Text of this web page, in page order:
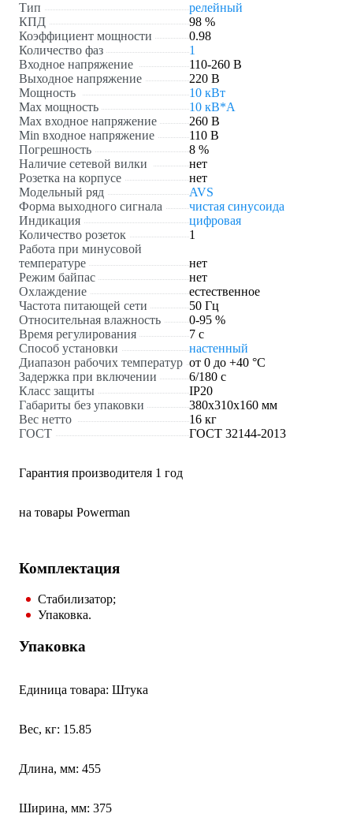
Тип
релейный
КПД
98 %
Коэффициент мощности
0.98
Количество фаз
1
Входное напряжение
110-260 В
Выходное напряжение
220 В
Мощность
10 кВт
Max мощность
10 кВ*А
Max входное напряжение
260 В
Min входное напряжение
110 В
Погрешность
8 %
Наличие сетевой вилки
нет
Розетка на корпусе
нет
Модельный ряд
AVS
Форма выходного сигнала
чистая синусоида
Индикация
цифровая
Количество розеток
1
Работа при минусовой
температуре
нет
Режим байпас
нет
Охлаждение
естественное
Частота питающей сети
50 Гц
Относительная влажность
0-95 %
Время регулирования
7 с
Способ установки
настенный
Диапазон рабочих температур от 0 до +40 °С
Задержка при включении
6/180 с
Класс защиты
IP20
Габариты без упаковки
380х310х160 мм
Вес нетто
16 кг
ГОСТ
ГОСТ 32144-2013
Гарантия производителя 1 год
на товары Powerman
Комплектация
Стабилизатор;
Упаковка.
Упаковка
Единица товара: Штука
Вес, кг: 15.85
Длина, мм: 455
Ширина, мм: 375